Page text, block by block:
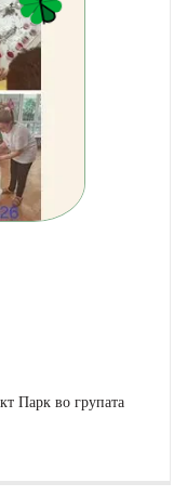
Парк во групата